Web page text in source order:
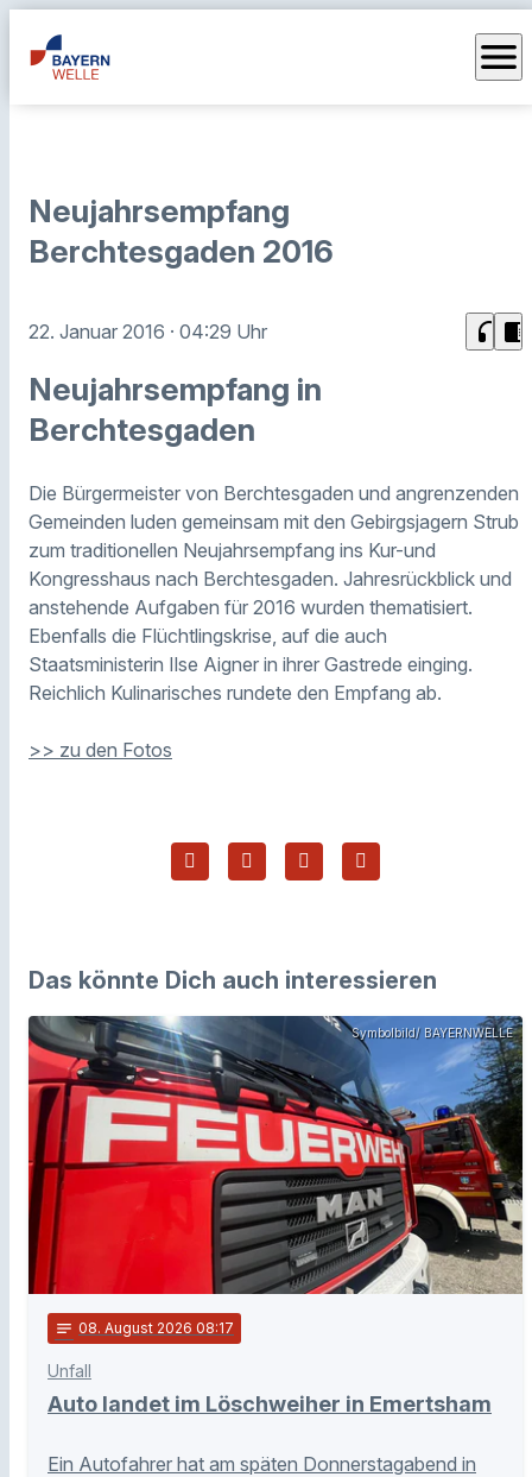
menu
Neujahrsempfang
Berchtesgaden 2016
22. Januar 2016 · 04:29 Uhr headphones chrome_reader_mode
Neujahrsempfang in
Berchtesgaden
Die Bürgermeister von Berchtesgaden und angrenzenden
Gemeinden luden gemeinsam mit den Gebirgsjagern Strub
zum traditionellen Neujahrsempfang ins Kur-und
Kongresshaus nach Berchtesgaden. Jahresrückblick und
anstehende Aufgaben für 2016 wurden thematisiert.
Ebenfalls die Flüchtlingskrise, auf die auch
Staatsministerin Ilse Aigner in ihrer Gastrede einging.
Reichlich Kulinarisches rundete den Empfang ab.
>> zu den Fotos
Das könnte Dich auch interessieren
Symbolbild/ BAYERNWELLE
notes 08. August 2026 08:17
Unfall
Auto landet im Löschweiher in Emertsham
Ein Autofahrer hat am späten Donnerstagabend in